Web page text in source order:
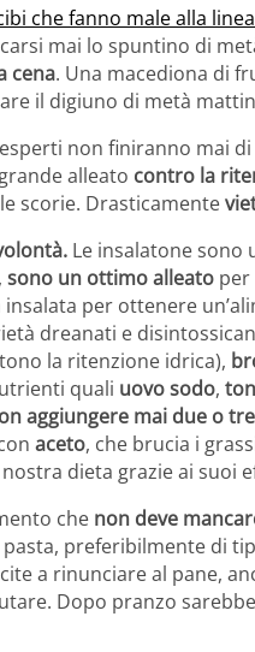
che fanno male alla
mai lo spuntino di
cena. Una macediona di
il digiuno di metà
non finiranno mai
alleato contro la
scorie. Drasticamente
Le insalatone sono
sono un ottimo alleato per
per ottenere
dreanati e
la ritenzione idrica),
quali uovo sodo,
aggiungere mai due o
aceto, che brucia i
dieta grazie ai suoi
che non deve
preferibilmente di
a rinunciare al pane,
Dopo pranzo